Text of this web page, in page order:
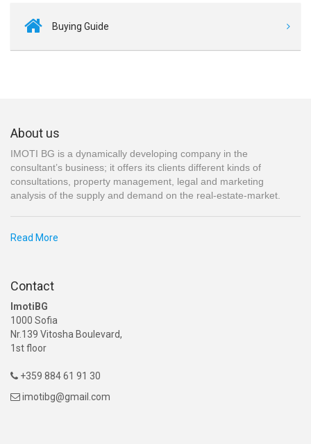
Buying Guide
About us
IMOTI BG is a dynamically developing company in the
consultant’s business; it offers its clients different kinds of
consultations, property management, legal and marketing
analysis of the supply and demand on the real-estate-market.
Read More
Contact
ImotiBG
1000 Sofia
Nr.139 Vitosha Boulevard,
1st floor
 +359 884 61 91 30
 imotibg@gmail.com